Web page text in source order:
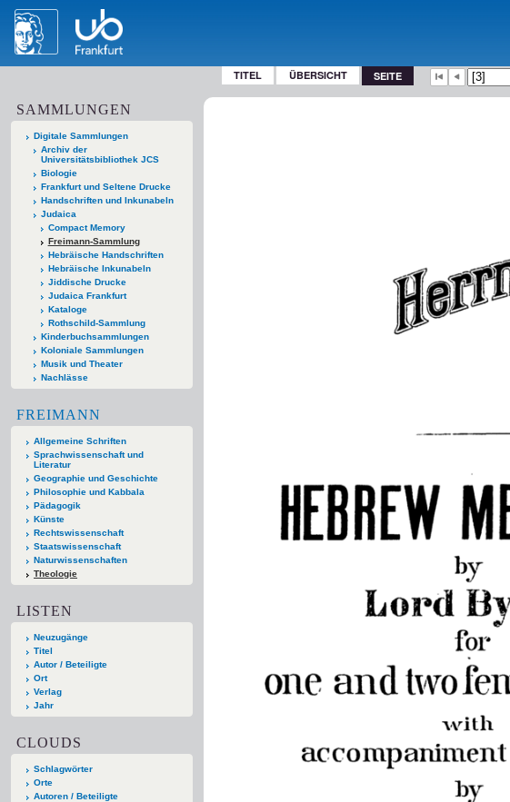
TITEL ÜBERSICHT SEITE
SAMMLUNGEN
Digitale Sammlungen
Archiv der
Universitätsbibliothek JCS
Biologie
Frankfurt und Seltene Drucke
Handschriften und Inkunabeln
Judaica
Compact Memory
Freimann-Sammlung
Hebräische Handschriften
Hebräische Inkunabeln
Jiddische Drucke
Judaica Frankfurt
Kataloge
Rothschild-Sammlung
Kinderbuchsammlungen
Koloniale Sammlungen
Musik und Theater
Nachlässe
FREIMANN
Allgemeine Schriften
Sprachwissenschaft und
Literatur
Geographie und Geschichte
Philosophie und Kabbala
Pädagogik
Künste
Rechtswissenschaft
Staatswissenschaft
Naturwissenschaften
Theologie
LISTEN
Neuzugänge
Titel
Autor / Beteiligte
Ort
Verlag
Jahr
CLOUDS
Schlagwörter
Orte
Autoren / Beteiligte